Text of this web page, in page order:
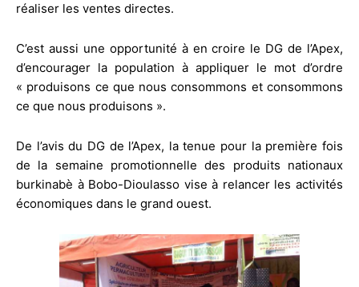
réaliser les ventes directes.
C’est aussi une opportunité à en croire le DG de l’Apex,
d’encourager la population à appliquer le mot d’ordre
« produisons ce que nous consommons et consommons
ce que nous produisons ».
De l’avis du DG de l’Apex, la tenue pour la première fois
de la semaine promotionnelle des produits nationaux
burkinabè à Bobo-Dioulasso vise à relancer les activités
économiques dans le grand ouest.